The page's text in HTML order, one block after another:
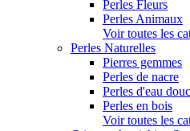
Perles Fleurs
Perles Animaux
Voir toutes les
Perles Naturelles
Pierres gemmes
Perles de nacre
Perles d'eau
Perles en bois
Voir toutes les